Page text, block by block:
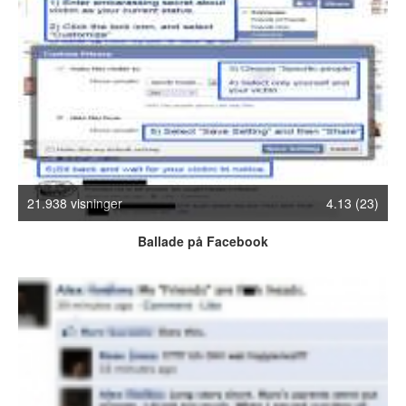
Crazy Stuff
Dyr
Facebook mm.
Illusioner
Kodak Moments
Mennesker
Nasty Shit!
Owned & Fail!
Tattoos
Tegninger
Bedst bedømte
Flest visninger
Mest delte
Mest omtalte
21.938 visninger 4.13 (23)
Ballade på Facebook